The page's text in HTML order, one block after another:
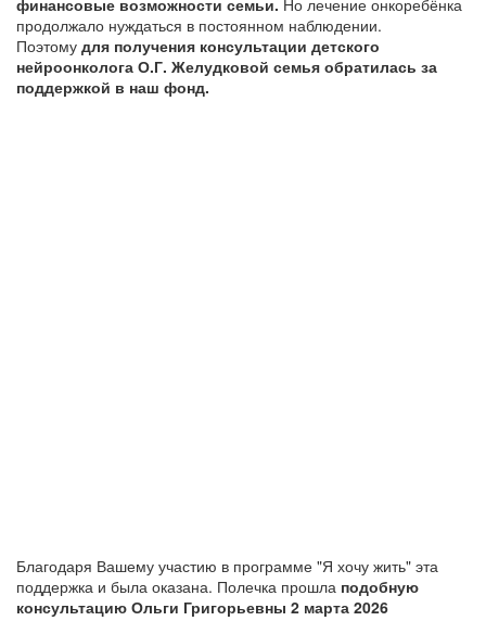
финансовые возможности семьи. Но лечение онкоребёнка
продолжало нуждаться в постоянном наблюдении.
Поэтому для получения консультации детского
нейроонколога О.Г. Желудковой семья обратилась за
поддержкой в наш фонд.
Благодаря Вашему участию в программе "Я хочу жить" эта
поддержка и была оказана. Полечка прошла подобную
консультацию Ольги Григорьевны 2 марта 2026